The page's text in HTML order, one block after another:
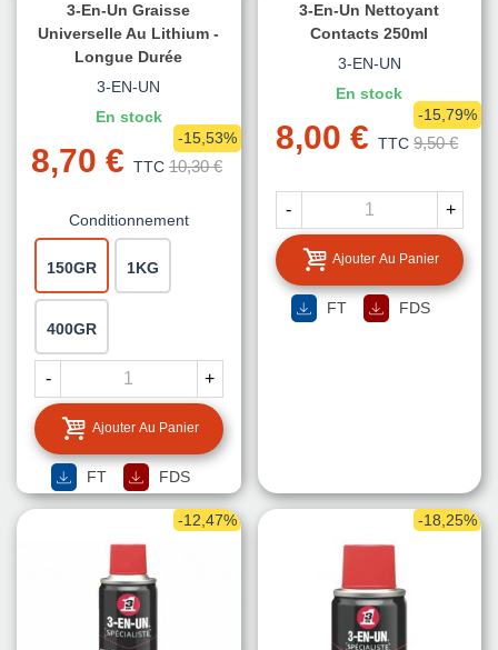
3-En-Un Graisse
Universelle Au Lithium -
Longue Durée
3-EN-UN
En stock
8,70 € TTC 10,30 €
-15,53%
Conditionnement
150GR 1KG
400GR
- +
Ajouter Au Panier
FT FDS
3-En-Un Nettoyant
Contacts 250ml
3-EN-UN
En stock
8,00 € TTC 9,50 €
-15,79%
- +
Ajouter Au Panier
FT FDS
-12,47% -18,25%